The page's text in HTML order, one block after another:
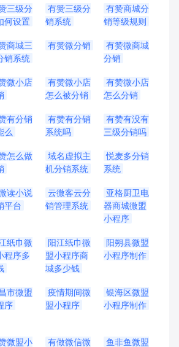
三级分
何设置
有赞三级分
销系统
有赞商城分
销等级规则
商城三
销系统
有赞微分销
有赞微商城
分销
微小店
有赞微小店
怎么被分销
有赞微小店
怎么分销
有分销
么
有赞有分销
系统吗
有赞有没有
三级分销吗
怎么做
域名虚拟主
机分销系统
悦麦多分销
系统
读小说
平台
云微客云分
销管理系统
亚格厨卫电
器商城微盟
小程序
纸巾微
程序多
阳江纸巾微
盟小程序商
城多少钱
阳朔县微盟
小程序制作
市微盟
序
疫情期间微
盟小程序
银海区微盟
小程序制作
微盟小 有做微信微 鱼非鱼微盟